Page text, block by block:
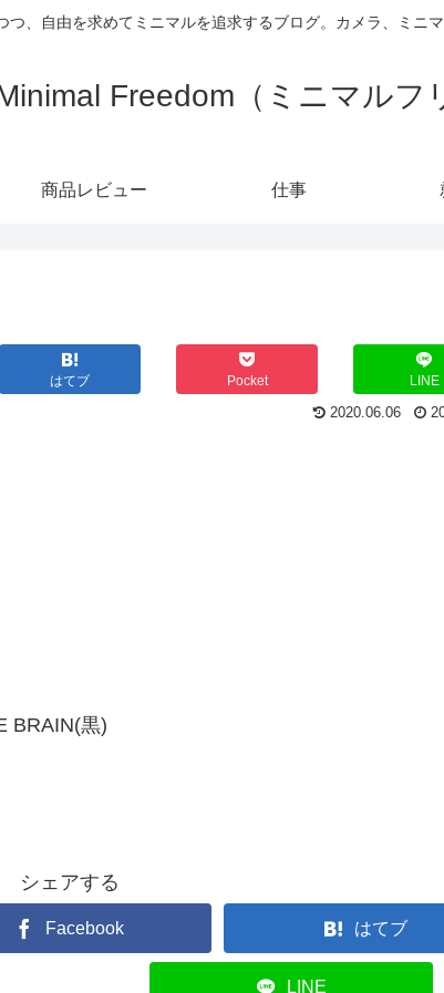
つ、自由を求めてミニマルを追求するブログ。カメラ、ミニ
Freedom（ミニマルフ
商品レビュー 仕事
はてブ Pocket LINE
2020.06.06
BRAIN(黒)
シェアする
Facebook はてブ
LINE